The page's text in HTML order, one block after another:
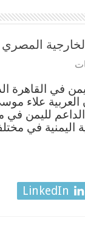
المصري
في القاهرة
علاء موسى
لليمن في
اليمنية في
LinkedIn